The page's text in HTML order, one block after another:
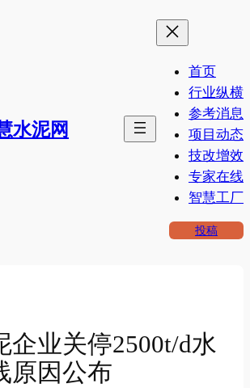
水泥网
首页
行业纵横
参考消息
项目动态
技改增效
专家在线
智慧工厂
投稿
企业关停2500t/d水
原因公布